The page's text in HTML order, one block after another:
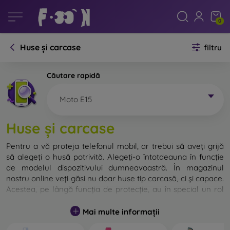
0
Huse și carcase filtru
Căutare rapidă
Moto E15
Huse și carcase
Pentru a vă proteja telefonul mobil, ar trebui să aveți grijă
să alegeți o husă potrivită. Alegeți-o întotdeauna în funcție
de modelul dispozitivului dumneavoastră. În magazinul
nostru online veți găsi nu doar huse tip carcasă, ci și capace.
Acestea, pe lângă funcția de protecție, au în special un rol
Capacul pentru telefon poate fi numit și capac posterior.
Mai multe informații